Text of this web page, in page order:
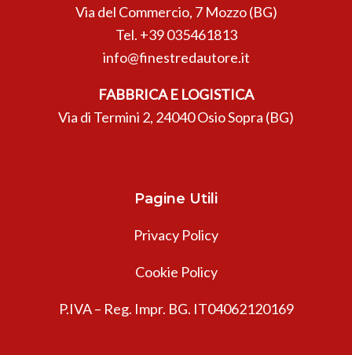
Via del Commercio, 7 Mozzo (BG)
Tel. +39 035461813
info@finestredautore.it
FABBRICA E LOGISTICA
Via di Termini 2, 24040 Osio Sopra (BG)
Pagine Utili
Privacy Policy
Cookie Policy
P.IVA – Reg. Impr. BG. IT04062120169